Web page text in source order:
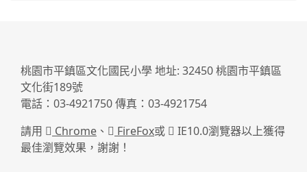
桃園市平鎮區文化國民小學 地址: 32450 桃園市平鎮區
文化街189號
電話：03-4921750 傳真：03-4921754
請用
Chrome 、 FireFox或
IE10.0瀏覽器以上獲得
最佳瀏覽效果，謝謝！